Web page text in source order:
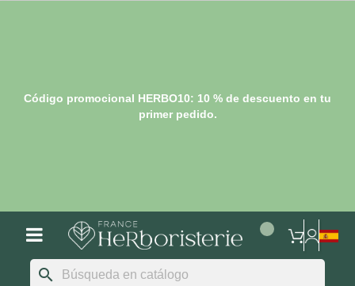
Código promocional HERBO10: 10 % de descuento en tu
primer pedido.
search